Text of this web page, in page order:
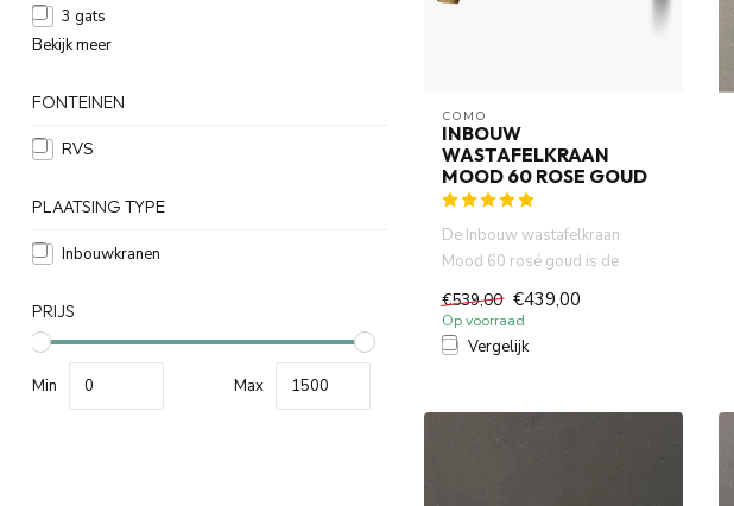
3 gats
Bekijk meer
FONTEINEN
RVS
PLAATSING TYPE
Inbouwkranen
PRIJS
Min Max
COMO
INBOUW
WASTAFELKRAAN
MOOD 60 ROSE GOUD
De Inbouw wastafelkraan
Mood 60 rosé goud is de
perfecte keuze voor een
stijlvol...
€539,00 €439,00
Op voorraad
Vergelijk